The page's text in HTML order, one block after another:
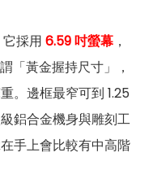
採用 6.59 吋螢幕 ，
「黃金握持尺寸」，
。邊框最窄可到 1.25
鋁合金機身與雕刻工
手上會比較有中高階